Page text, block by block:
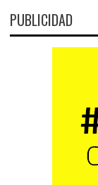
PUBLICIDAD